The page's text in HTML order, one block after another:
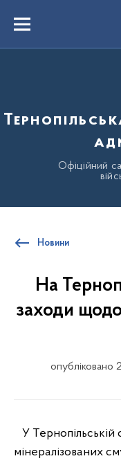
вмістуMenu
Офіційний
Новини
На
заходи щодо
опубліковано
У Тернопільській
мінералізованих